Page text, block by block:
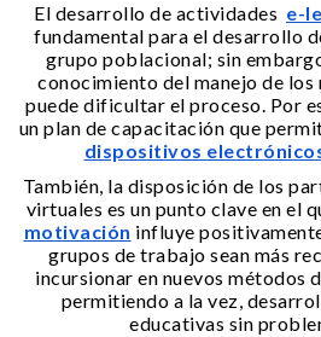
El desarrollo de actividades e-
fundamental para el desarrollo
grupo poblacional; sin
conocimiento del manejo de los
puede dificultar el proceso. Por
un plan de capacitación que
dispositivos
También, la disposición de los
virtuales es un punto clave en el
motivación influye
grupos de trabajo sean más
incursionar en nuevos métodos
permitiendo a la vez,
educativas sin